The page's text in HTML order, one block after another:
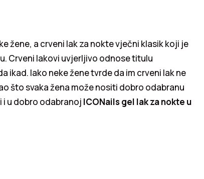
žene, a crveni lak za nokte vječni klasik koji je
Crveni lakovi uvjerljivo odnose titulu
Iako neke žene tvrde da im crveni lak ne
što svaka žena može nositi dobro odabranu
i u dobro odabranoj ICONails gel lak za nokte u